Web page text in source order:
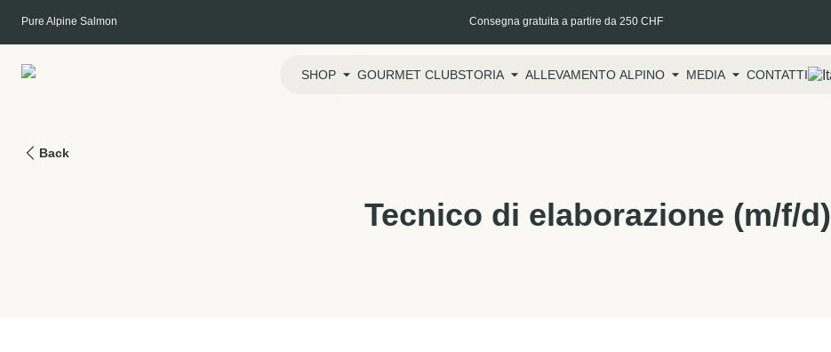
Pure Alpine Salmon Consegna gratuita a partire da 250 CHF
SHOP GOURMET CLUBSTORIA ALLEVAMENTO ALPINO MEDIA CONTATTI
Back
Tecnico di elaborazione (m/f/d)